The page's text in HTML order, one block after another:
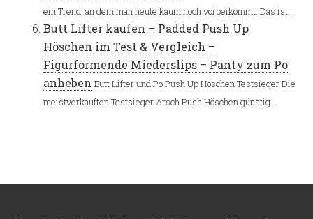
ein Trend, an dem man heute kaum noch vorbeikommt. Das ist...
Butt Lifter kaufen – Padded Push Up
Höschen im Test & Vergleich –
Figurformende Miederslips – Panty zum Po
anheben Butt Lifter und Po Push Up Höschen Testsieger Die
meistverkauften Testsieger Arsch Push Höschen günstig...